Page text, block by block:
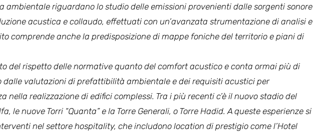
ambientale riguardano lo studio delle emissioni provenienti dalle sorgenti sonore
acustica e collaudo, effettuati con un’avanzata strumentazione di analisi e
comprende anche la predisposizione di mappe foniche del territorio e piani di
del rispetto delle normative quanto del comfort acustico e conta ormai più di
dalle valutazioni di prefattibilità ambientale e dei requisiti acustici per
nella realizzazione di edifici complessi. Tra i più recenti c’è il nuovo stadio del
le nuove Torri “Quanta” e la Torre Generali, o Torre Hadid. A queste esperienze si
nel settore hospitality, che includono location di prestigio come l’Hotel